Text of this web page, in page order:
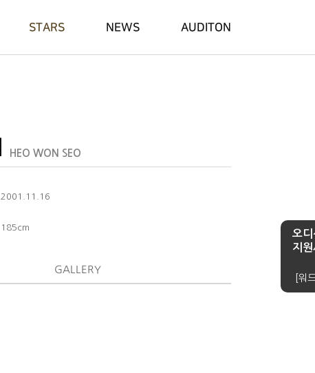
오디
지원
[워
STARS NEWS AUDITON
HEO WON SEO
2001.11.16
185cm
GALLERY